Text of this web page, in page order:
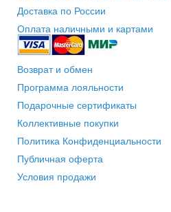
Доставка по России
Оплата наличными и картами
Возврат и обмен
Программа лояльности
Подарочные сертификаты
Коллективные покупки
Политика Конфиденциальности
Публичная оферта
Условия продажи